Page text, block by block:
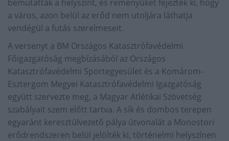
bemutatták a helyszínt, és reményüket fejezték ki, hogy
a város, azon belül az erőd nem utoljára láthatja
vendégül a futás szerelmeseit.
A versenyt a BM Országos Katasztrófavédelmi
Főigazgatóság megbízásából az Országos
Katasztrófavédelmi Sportegyesület és a Komárom-
Esztergom Megyei Katasztrófavédelmi Igazgatóság
együtt szervezte meg, a Magyar Atlétikai Szövetség
szabályait szem előtt tartva. A sík és dombos terepen
egyaránt keresztülvezető pálya útvonalát a Monostori
erődrendszeren belül jelölték ki, történelmi helyszínen